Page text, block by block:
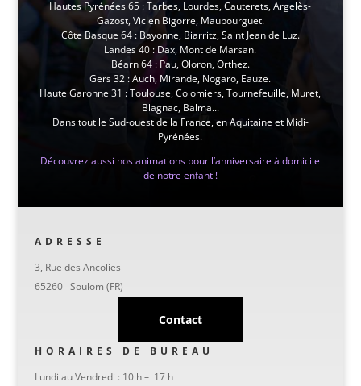
Hautes Pyrénées 65 : Tarbes, Lourdes, Cauterets, Argelès-
Gazost, Vic en Bigorre, Maubourguet.
Côte Basque 64 : Bayonne, Biarritz, Saint Jean de Luz.
Landes 40 : Dax, Mont de Marsan.
Béarn 64 : Pau, Oloron, Orthez.
Gers 32 : Auch, Mirande, Nogaro, Eauze.
Haute Garonne 31 : Toulouse, Colomiers, Tournefeuille, Muret,
Blagnac, Balma...
Dans tout le Sud-ouest de la France, en Aquitaine et Midi-
Pyrénées.
Découvrez aussi nos animations pour l’anniversaire à domicile
de notre enfant !
ADRESSE
3, Rue des Ancolies
65260 Soulom (FR)
Contact
HORAIRES DE BUREAU
Lundi au Vendredi : 10 h – 17 h